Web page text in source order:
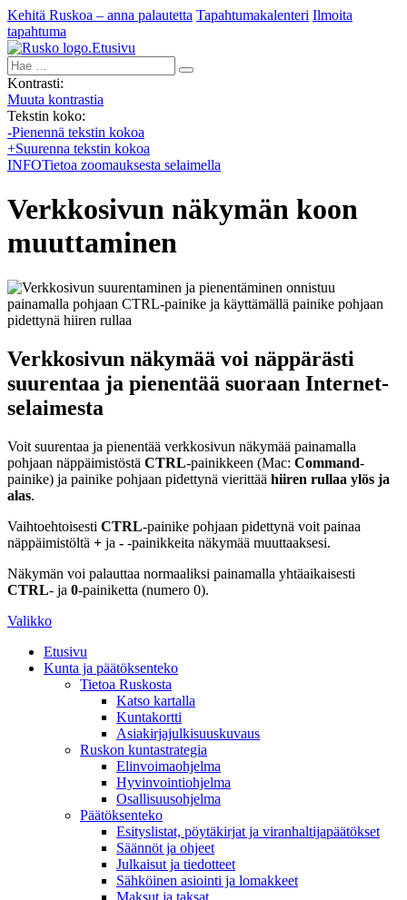
Kehitä Ruskoa – anna palautetta Tapahtumakalenteri Ilmoita
tapahtuma
Etusivu
Hae:
Kontrasti:
Muuta kontrastia
Tekstin koko:
-Pienennä tekstin kokoa
+Suurenna tekstin kokoa
INFOTietoa zoomauksesta selaimella
Verkkosivun näkymän koon
muuttaminen
Verkkosivun näkymää voi näppärästi
suurentaa ja pienentää suoraan Internet-
selaimesta
Voit suurentaa ja pienentää verkkosivun näkymää painamalla
pohjaan näppäimistöstä CTRL-painikkeen (Mac: Command-
painike) ja painike pohjaan pidettynä vierittää hiiren rullaa ylös ja
alas.
Vaihtoehtoisesti CTRL-painike pohjaan pidettynä voit painaa
näppäimistöltä + ja - -painikkeita näkymää muuttaaksesi.
Näkymän voi palauttaa normaaliksi painamalla yhtäaikaisesti
CTRL- ja 0-painiketta (numero 0).
Valikko
Etusivu
Kunta ja päätöksenteko
Tietoa Ruskosta
Katso kartalla
Kuntakortti
Asiakirjajulkisuuskuvaus
Ruskon kuntastrategia
Elinvoimaohjelma
Hyvinvointiohjelma
Osallisuusohjelma
Päätöksenteko
Esityslistat, pöytäkirjat ja viranhaltijapäätökset
Säännöt ja ohjeet
Julkaisut ja tiedotteet
Sähköinen asiointi ja lomakkeet
Maksut ja taksat